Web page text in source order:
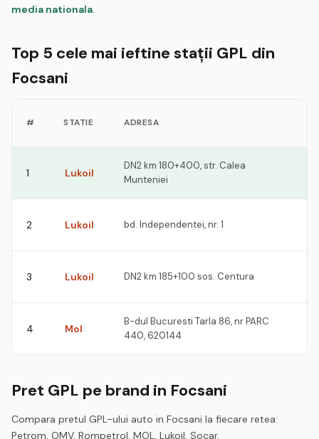
media nationala.
Top 5 cele mai ieftine stații GPL din
Focsani
# STATIE ADRESA
1 Lukoil
DN2 km 180+400, str. Calea
Munteniei
2 Lukoil bd. Independentei, nr. 1
3 Lukoil DN2 km 185+100 sos. Centura
4 Mol
B-dul Bucuresti Tarla 86, nr PARC
440, 620144
Pret GPL pe brand in Focsani
Compara pretul GPL-ului auto in Focsani la fiecare retea:
Petrom, OMV, Rompetrol, MOL, Lukoil, Socar.